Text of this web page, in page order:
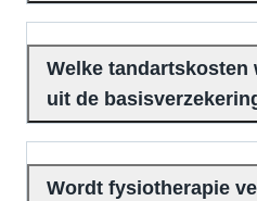
Welke tandartskosten
uit de
Wordt fysiotherapie